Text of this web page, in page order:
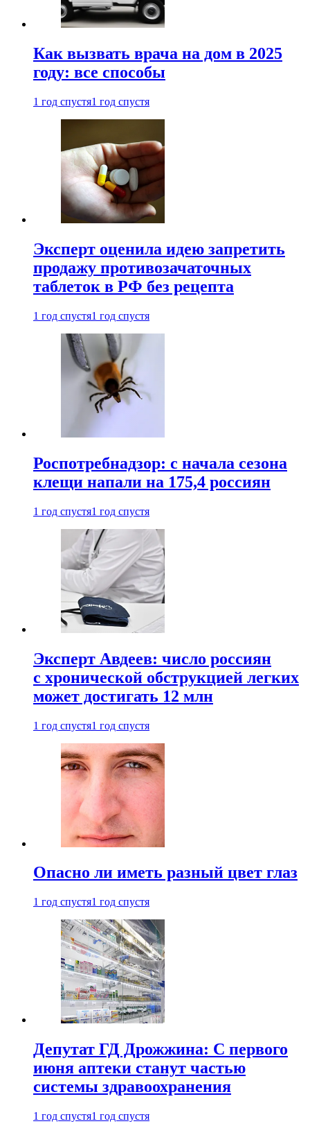
Как вызвать врача на дом в 2025
году: все способы
1 год спустя1 год спустя
Эксперт оценила идею запретить
продажу противозачаточных
таблеток в РФ без рецепта
1 год спустя1 год спустя
Роспотребнадзор: с начала сезона
клещи напали на 175,4 россиян
1 год спустя1 год спустя
Эксперт Авдеев: число россиян
с хронической обструкцией легких
может достигать 12 млн
1 год спустя1 год спустя
Опасно ли иметь разный цвет глаз
1 год спустя1 год спустя
Депутат ГД Дрожжина: С первого
июня аптеки станут частью
системы здравоохранения
1 год спустя1 год спустя